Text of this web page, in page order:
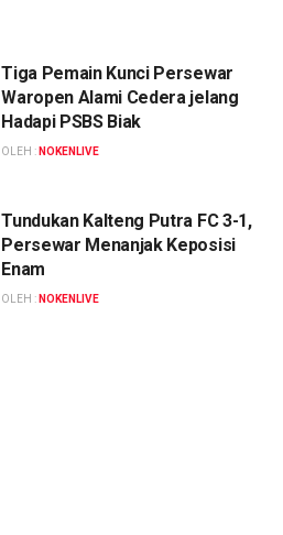
Tiga Pemain Kunci Persewar
Waropen Alami Cedera jelang
Hadapi PSBS Biak
OLEH : NOKENLIVE
Tundukan Kalteng Putra FC 3-1,
Persewar Menanjak Keposisi
Enam
OLEH : NOKENLIVE